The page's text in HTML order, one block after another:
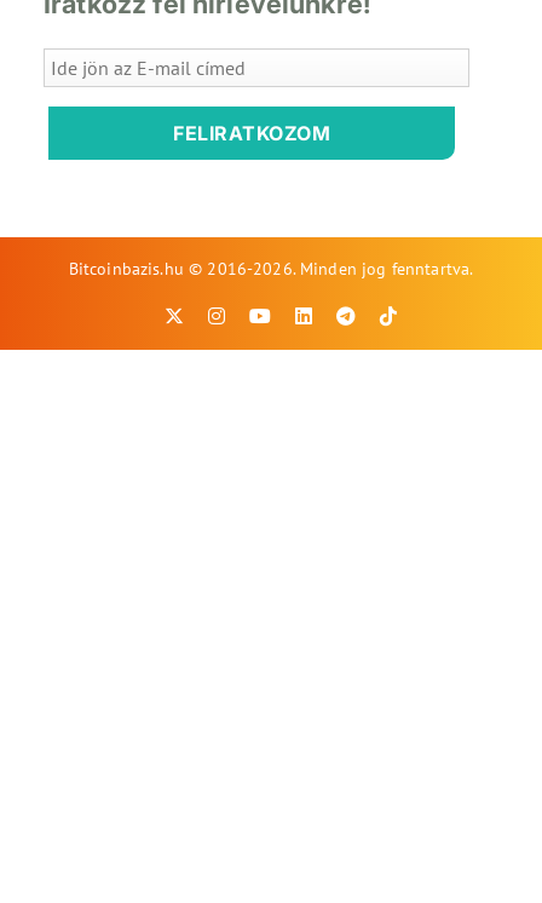
FELIRATKOZOM
Bitcoinbazis.hu © 2016-2026. Minden jog fenntartva.